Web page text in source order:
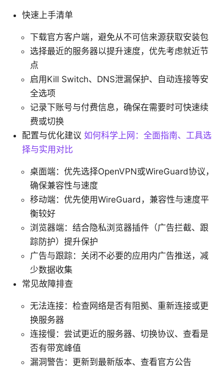
快速上手清单
下载官方客户端，避免从不可信来源获取安装包
选择最近的服务器以提升速度，优先考虑就近节
点
启用Kill Switch、DNS泄漏保护、自动连接等安
全选项
记录下账号与付费信息，确保在需要时可快速续
费或切换
配置与优化建议 如何科学上网：全面指南、工具选
择与实用对比
桌面端：优先选择OpenVPN或WireGuard协议，
确保兼容性与速度
移动端：优先使用WireGuard，兼容性与速度平
衡较好
浏览器端：结合隐私浏览器插件（广告拦截、跟
踪防护）提升保护
广告与跟踪：关闭不必要的应用内广告推送，减
少数据收集
常见故障排查
无法连接：检查网络是否有阻拠、重新连接或更
换服务器
连接慢：尝试更近的服务器、切换协议、查看是
否有带宽峰值
漏洞警告：更新到最新版本、查看官方公告